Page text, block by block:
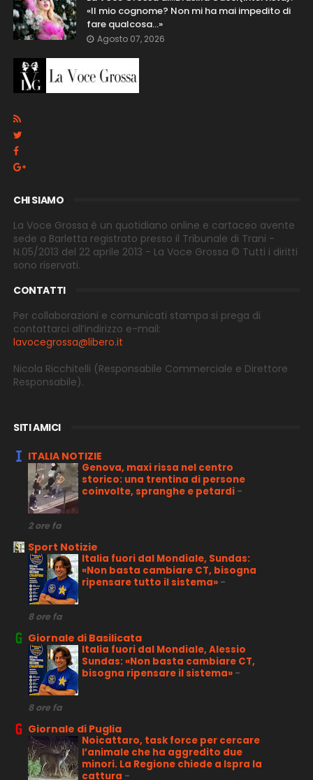
«Il mio cognome? Non mi ha mai impedito di
fare qualcosa…»
Agosto 07, 2026
CHI SIAMO
La Voce Grossa è un quotidiano online e cartaceo avente
sede a Barletta registrato presso il Tribunale di Trani -
N.05/2013 del 22 aprile 2013 - La Voce Grossa © Tutti i diritti
sono riservati.
CONTATTI
Per collaborazioni e comunicati stampa si prega di
contattarci all’indirizzo e-mail:
lavocegrossa@libero.it
Nicola Ricchitelli (Responsabile Commerciale e Direttore
Responsabile).
SITI AMICI
ITALIA NOTIZIE
Genova, maxi rissa nel centro
storico: una trentina di persone
coinvolte, spranghe e petardi -
2 ore fa
Sport Notizie
Italia fuori dal Mondiale, Sundas:
«Non basta cambiare CT, bisogna
ripensare tutto il sistema» -
8 ore fa
Giornale di Basilicata
Italia fuori dal Mondiale, Alessio
Sundas: «Non basta cambiare CT,
bisogna ripensare il sistema» -
8 ore fa
Giornale di Puglia
Noicattaro, task force per cercare
l’animale che ha aggredito due
minori. La Regione chiede a Ispra la
cattura -